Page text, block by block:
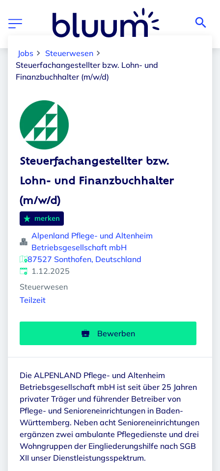
Jobs
Steuerwesen
Steuerfachangestellter bzw. Lohn- und
Finanzbuchhalter (m/w/d)
Steuerfachangestellter bzw.
Lohn- und Finanzbuchhalter
(m/w/d)
merken
Alpenland Pflege- und Altenheim
Betriebsgesellschaft mbH
87527 Sonthofen, Deutschland
Veröffentlicht:
1.12.2025
Steuerwesen
Teilzeit
Bewerben
Die ALPENLAND Pflege- und Altenheim
Betriebsgesellschaft mbH ist seit über 25 Jahren
privater Träger und führender Betreiber von
Pflege- und Senioreneinrichtungen in Baden-
Württemberg. Neben acht Senioreneinrichtungen
ergänzen zwei ambulante Pflegedienste und drei
Wohngruppen der Eingliederungshilfe nach SGB
XII unser Dienstleistungsspektrum.